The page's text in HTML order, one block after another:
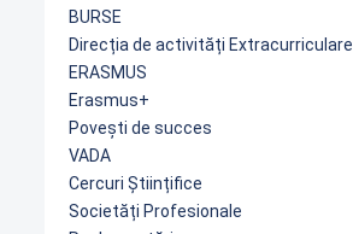
BURSE
Direcția de activități Extracurriculare
ERASMUS
Erasmus+
Povești de succes
VADA
Cercuri Științifice
Societăți Profesionale